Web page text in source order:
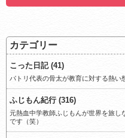
カテゴリー
こった日記 (41)
パトリ代表の骨太が教育に対する熱い
ふじもん紀行 (316)
元熱血中学教師ふじもんが世界を旅
です（笑）